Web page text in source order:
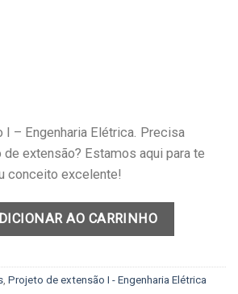
I – Engenharia Elétrica. Precisa
extensão? Estamos aqui para te
conceito excelente!
Engenharia Elétrica quantidade
AO CARRINHO
Projeto de extensão I - Engenharia Elétrica